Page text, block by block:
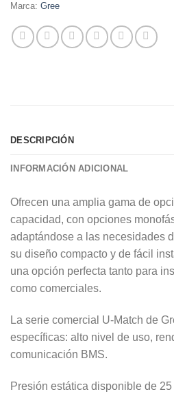
Marca: Gree
DESCRIPCIÓN
INFORMACIÓN ADICIONAL
Ofrecen una amplia gama de
capacidad, con opciones
adaptándose a las necesidades
su diseño compacto y de fácil
una opción perfecta tanto para
como comerciales.
La serie comercial U-Match de
específicas: alto nivel de uso,
comunicación BMS.
Presión estática disponible de